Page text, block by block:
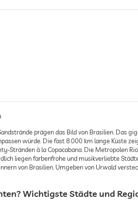
prägen das Bild von Brasilien. Das
würde. Die fast 8.000 km lange Küste
Stränden à la Copacabana. Die Metropolen
liegen farbenfrohe und musikverliebte
von Brasilien. Umgeben von Urwald
Wichtigste Städte und